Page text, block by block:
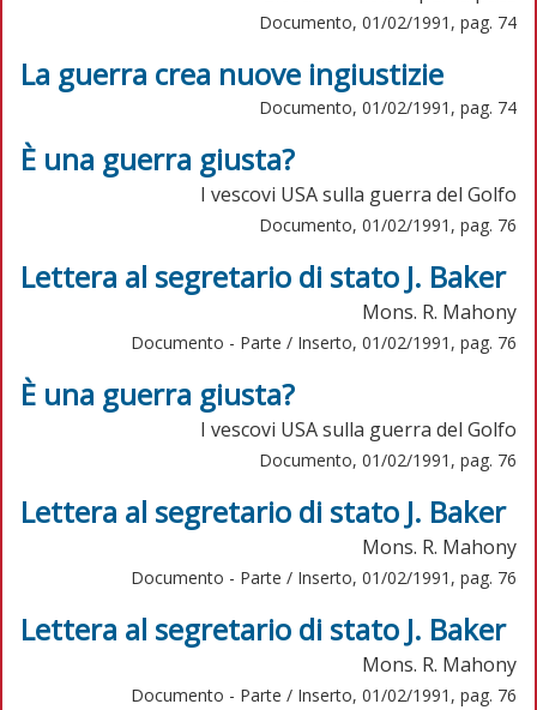
Documento, 01/02/1991, pag. 74
La guerra crea nuove ingiustizie
Documento, 01/02/1991, pag. 74
È una guerra giusta?
I vescovi USA sulla guerra del Golfo
Documento, 01/02/1991, pag. 76
Lettera al segretario di stato J. Baker
Mons. R. Mahony
Documento - Parte / Inserto, 01/02/1991, pag. 76
È una guerra giusta?
I vescovi USA sulla guerra del Golfo
Documento, 01/02/1991, pag. 76
Lettera al segretario di stato J. Baker
Mons. R. Mahony
Documento - Parte / Inserto, 01/02/1991, pag. 76
Lettera al segretario di stato J. Baker
Mons. R. Mahony
Documento - Parte / Inserto, 01/02/1991, pag. 76